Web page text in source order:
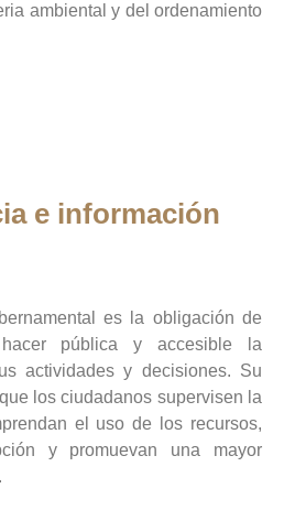
ambiental y del ordenamiento
e información
es la obligación de
pública y accesible la
actividades y decisiones. Su
los ciudadanos supervisen la
el uso de los recursos,
y promuevan una mayor